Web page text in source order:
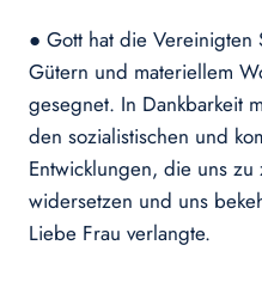
● Gott hat die Vereinigten
Gütern und materiellem
gesegnet. In Dankbarkeit
den sozialistischen und
Entwicklungen, die uns
widersetzen und uns
Liebe Frau verlangte.